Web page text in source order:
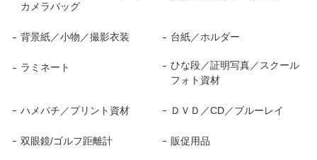
カメラバッグ
背景紙／小物／撮影衣装 台紙／ホルダー
ラミネート
ひな段／証明写真／スクール
フォト資材
ハメパチ／プリント資材 ＤＶＤ／CD／ブルーレイ
双眼鏡/ゴルフ距離計 販促用品